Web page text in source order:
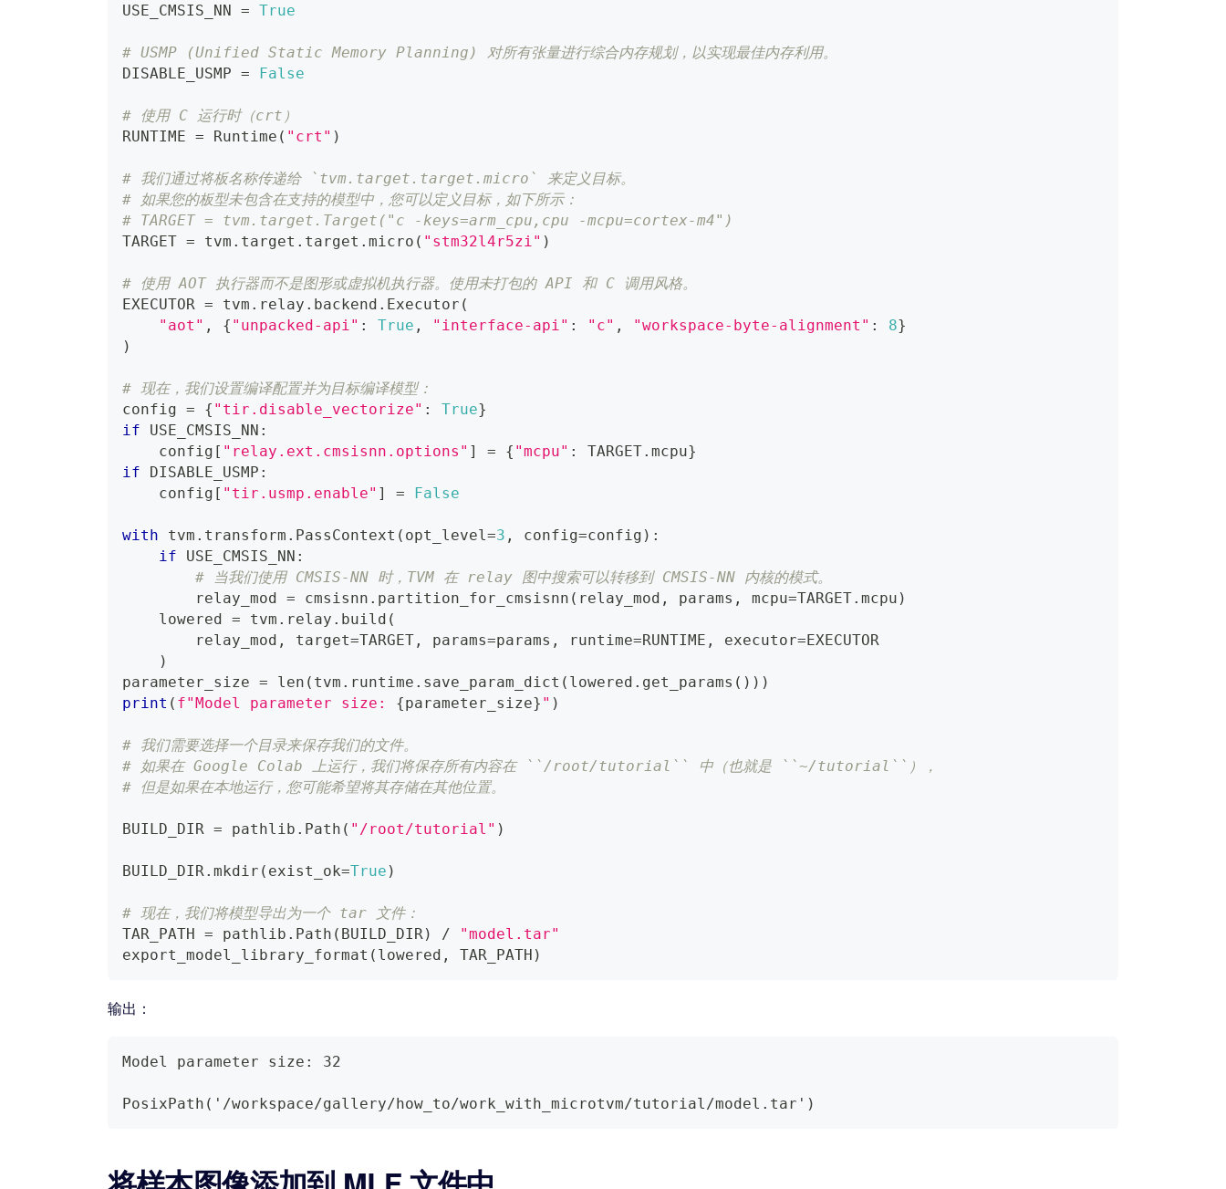
USE_CMSIS_NN = True
# USMP (Unified Static Memory Planning) 对所有张量进行综合内存规划，以实现最佳内存利用。
DISABLE_USMP = False
# 使用 C 运行时（crt）
RUNTIME = Runtime ( "crt" )
# 我们通过将板名称传递给 `tvm.target.target.micro` 来定义目标。
# 如果您的板型未包含在支持的模型中，您可以定义目标，如下所示：
# TARGET = tvm.target.Target("c -keys=arm_cpu,cpu -mcpu=cortex-m4")
TARGET = tvm . target . target . micro ( "stm32l4r5zi" )
# 使用 AOT 执行器而不是图形或虚拟机执行器。使用未打包的 API 和 C 调用风格。
EXECUTOR = tvm . relay . backend . Executor (
"aot" , { "unpacked-api" : True , "interface-api" : "c" , "workspace-byte-alignment" : 8}
)
# 现在，我们设置编译配置并为目标编译模型：
config = { "tir.disable_vectorize" : True}
if USE_CMSIS_NN :
    config
[ "relay.ext.cmsisnn.options" ] = { "mcpu" : TARGET. mcpu}
if DISABLE_USMP :
    config
[ "tir.usmp.enable" ] = False
with tvm . transform . PassContext ( opt_level =3 , config=config ) :
if USE_CMSIS_NN :
# 当我们使用 CMSIS-NN 时，TVM 在 relay 图中搜索可以转移到 CMSIS-NN 内核的模式。
        relay_mod
= cmsisnn . partition_for_cmsisnn ( relay_mod , params , mcpu=TARGET. mcpu )
    lowered
= tvm . relay . build (
        relay_mod
, target=TARGET , params=params , runtime=RUNTIME , executor=EXECUTOR
)
parameter_size = len ( tvm . runtime . save_param_dict ( lowered . get_params ( ) ) )
print ( f"Model parameter size: {parameter_size} " )
# 我们需要选择一个目录来保存我们的文件。
# 如果在 Google Colab 上运行，我们将保存所有内容在 ``/root/tutorial`` 中（也就是 ``~/tutorial``），
# 但是如果在本地运行，您可能希望将其存储在其他位置。
BUILD_DIR = pathlib . Path ( "/root/tutorial" )
BUILD_DIR . mkdir ( exist_ok=True )
# 现在，我们将模型导出为一个 tar 文件：
TAR_PATH = pathlib . Path ( BUILD_DIR ) /
"model.tar"
export_model_library_format ( lowered , TAR_PATH )
输出：
Model parameter size: 32
PosixPath('/workspace/gallery/how_to/work_with_microtvm/tutorial/model.tar')